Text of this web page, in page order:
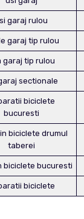
garaj rulou
garaj tip rulou
garaj tip rulou
sectionale
biciclete
bucuresti
biciclete drumul
taberei
biciclete bucuresti
biciclete